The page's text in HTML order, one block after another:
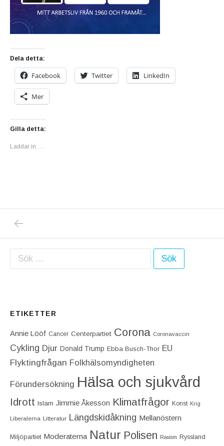
Dela detta:
Facebook Twitter LinkedIn
Mer
Gilla detta:
Laddar in …
Inläggsnavigering
Sök efter:
ETIKETTER
Annie Lööf Cancer Centerpartiet‎ Corona Coronavaccin
Cykling Djur Donald Trump Ebba Busch-Thor EU
Flyktingfrågan Folkhälsomyndigheten
Förundersökning Hälsa och sjukvård
Idrott Islam Jimmie Åkesson Klimatfrågor Konst Krig
Liberalerna Litteratur Längdskidåkning Mellanöstern
Miljöpartiet Moderaterna Natur Polisen Rasism Ryssland